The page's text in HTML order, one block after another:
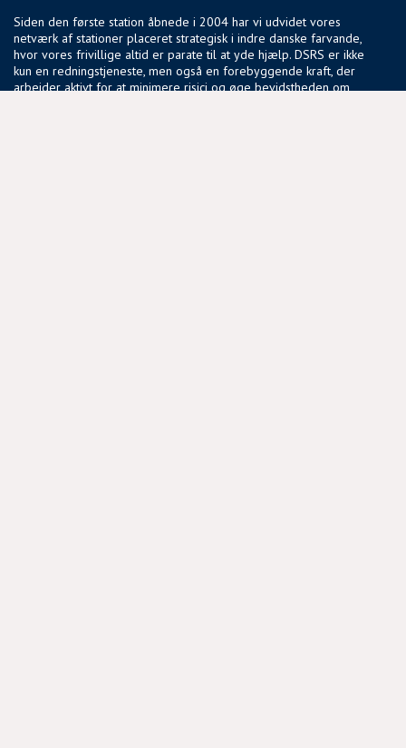
Siden den første station åbnede i 2004 har vi udvidet vores
netværk af stationer placeret strategisk i indre danske farvande,
hvor vores frivillige altid er parate til at yde hjælp. DSRS er ikke
kun en redningstjeneste, men også en forebyggende kraft, der
arbejder aktivt for at minimere risici og øge bevidstheden om